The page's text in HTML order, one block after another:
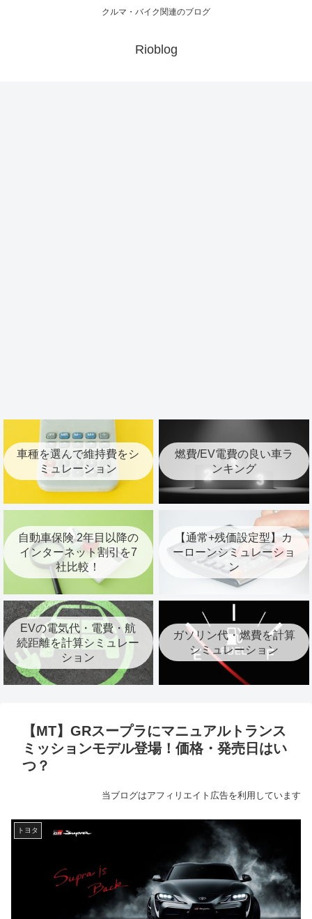
クルマ・バイク関連のブログ
Rioblog
車種を選んで維持費をシ
ミュレーション
燃費/EV電費の良い車ラ
ンキング
自動車保険 2年目以降の
インターネット割引を7
社比較！
【通常+残価設定型】カ
ーローンシミュレーショ
ン
EVの電気代・電費・航
続距離を計算シミュレー
ション
ガソリン代・燃費を計算
シミュレーション
【MT】GRスープラにマニュアルトランス
ミッションモデル登場！価格・発売日はい
つ？
当ブログはアフィリエイト広告を利用しています
トヨタ